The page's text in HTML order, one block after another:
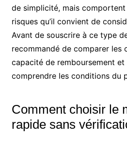
de simplicité, mais
risques qu’il convient de
Avant de souscrire à ce type
recommandé de comparer les
capacité de remboursement et
comprendre les conditions du
Comment choisir le
rapide sans